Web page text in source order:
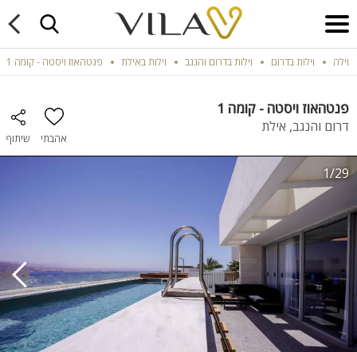
וילה וילות בדרום וילות בדרום והנגב וילות באילת פנטהאוז ויסטה - קומה 1
פנטהאוז ויסטה - קומה 1
דרום והנגב, אילת
אהבתי שיתוף
1/29